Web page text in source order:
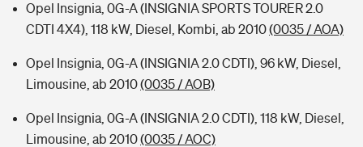
Opel Insignia, 0G-A (INSIGNIA SPORTS TOURER 2.0
CDTI 4X4), 118 kW, Diesel, Kombi, ab 2010(0035 / AOA)
Opel Insignia, 0G-A (INSIGNIA 2.0 CDTI), 96 kW, Diesel,
Limousine, ab 2010(0035 / AOB)
Opel Insignia, 0G-A (INSIGNIA 2.0 CDTI), 118 kW, Diesel,
Limousine, ab 2010(0035 / AOC)